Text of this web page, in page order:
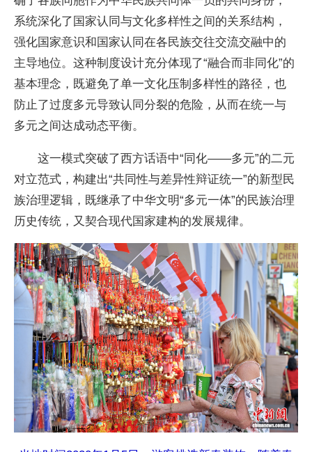
系统深化了国家认同与文化多样性之间的关系结构，
强化国家意识和国家认同在各民族交往交流交融中的
主导地位。这种制度设计充分体现了“融合而非同化”的
基本理念，既避免了单一文化压制多样性的路径，也
防止了过度多元导致认同分裂的危险，从而在统一与
多元之间达成动态平衡。
这一模式突破了西方话语中“同化——多元”的二元
对立范式，构建出“共同性与差异性辩证统一”的新型民
族治理逻辑，既继承了中华文明“多元一体”的民族治理
历史传统，又契合现代国家建构的发展规律。